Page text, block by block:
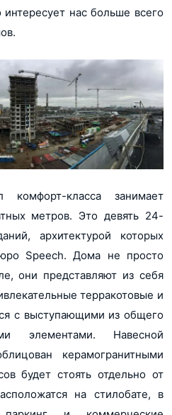
нас больше всего
комфорт-класса занимает
метров. Это девять 24-
архитектурой которых
Speech. Дома не просто
они представляют из себя
терракотовые и
с выступающими из общего
элементами. Навесной
керамогранитными
будет стоять отдельно от
на стилобате, в